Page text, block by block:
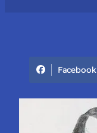
Facebook